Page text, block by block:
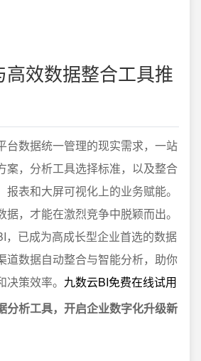
高效数据整合工具推
台数据统一管理的现实需求，一站
案，分析工具选择标准，以及整合
表和大屏可视化上的业务赋能。
据，才能在激烈竞争中脱颖而出。
，已成为高成长型企业首选的数据
道数据自动整合与智能分析，助你
策效率。 九数云BI免费在线试用
分析工具，开启企业数字化升级新